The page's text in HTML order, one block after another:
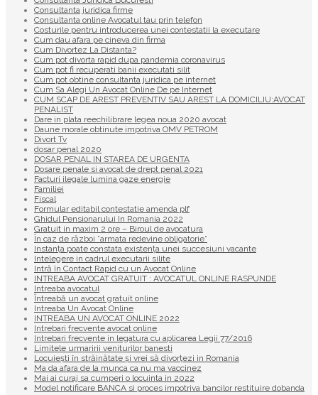
Consultanta juridica firme
Consultanta online Avocatul tau prin telefon
Costurile pentru introducerea unei contestatii la executare
Cum dau afara pe cineva din firma
Cum Divortez La Distanta?
Cum pot divorta rapid dupa pandemia coronavirus
Cum pot fi recuperati banii executati silit
Cum pot obtine consultanta juridica pe internet
Cum Sa Alegi Un Avocat Online De pe Internet
CUM SCAP DE AREST PREVENTIV SAU AREST LA DOMICILIU:AVOCAT
PENALIST
Dare in plata reechilibrare legea noua 2020 avocat
Daune morale obtinute impotriva OMV PETROM
Divort Tv
dosar penal 2020
DOSAR PENAL IN STAREA DE URGENTA
Dosare penale si avocat de drept penal 2021
Facturi ilegale lumina gaze energie
Familiei
Fiscal
Formular editabil contestatie amenda plf
Ghidul Pensionarului In Romania 2022
Gratuit in maxim 2 ore – Biroul de avocatura
În caz de război ”armata redevine obligatorie”
Instanța poate constata existenţa unei succesiuni vacante
Intelegere in cadrul executarii silite
Intră în Contact Rapid cu un Avocat Online
INTREABA AVOCAT GRATUIT : AVOCATUL ONLINE RASPUNDE
Intreaba avocatul
Întreabă un avocat gratuit online
Intreaba Un Avocat Online
INTREABA UN AVOCAT ONLINE 2022
Intrebari frecvente avocat online
Intrebari frecvente in legatura cu aplicarea Legii 77/2016
Limitele urmaririi veniturilor banesti
Locuiești în străinătate și vrei să divorțezi in Romania
Ma da afara de la munca ca nu ma vaccinez
Mai ai curaj sa cumperi o locuinta in 2022
Model notificare BANCA si proces impotriva bancilor restituire dobanda